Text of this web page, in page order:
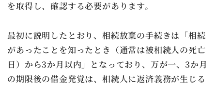
を取得し、確認する必要があります。
最初に説明したとおり、相続放棄の手続きは「相続
があったことを知ったとき（通常は被相続人の死亡
日）から3か月以内」となっており、万が一、3か月
の期限後の借金発覚は、相続人に返済義務が生じる